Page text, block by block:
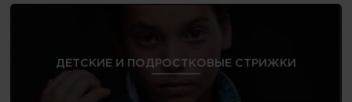
ДЕТСКИЕ И ПОДРОСТКОВЫЕ СТРИЖКИ